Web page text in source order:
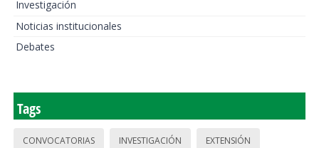
Investigación
Noticias institucionales
Debates
Tags
CONVOCATORIAS INVESTIGACIÓN EXTENSIÓN